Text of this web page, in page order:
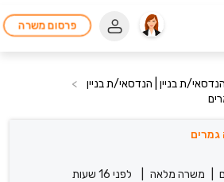
פרסום משרה
הנדסאי/ת בניין | הנדסאי/ת בניין
>
משרה מלאה לפני 16 שעות